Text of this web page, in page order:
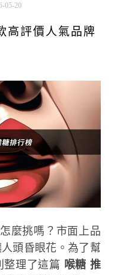
05-20
高評價人氣品牌
麼挑嗎？市面上品
頭昏眼花。為了幫
整理了這篇 喉糖 推